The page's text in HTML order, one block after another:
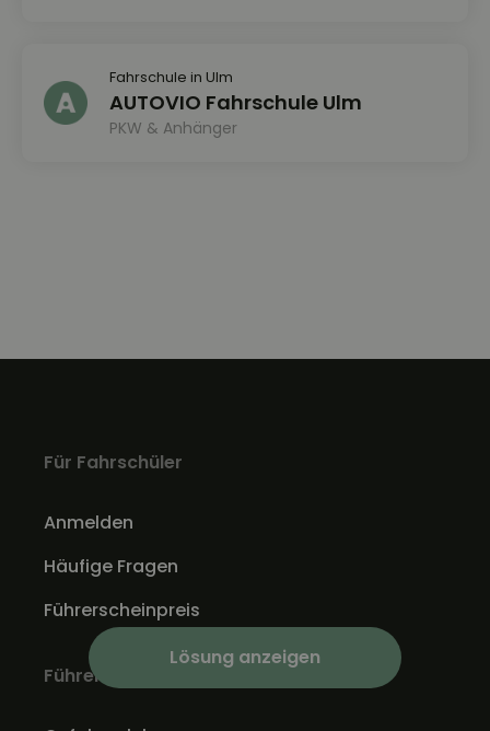
Lösung anzeigen
Fahrschule in Ulm
AUTOVIO Fahrschule Ulm
PKW & Anhänger
Für Fahrschüler
Anmelden
Häufige Fragen
Führerscheinpreis
Führerschein Theorie lernen